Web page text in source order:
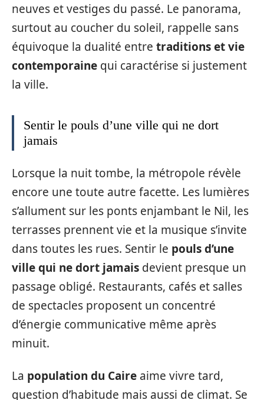
neuves et vestiges du passé. Le panorama,
surtout au coucher du soleil, rappelle sans
équivoque la dualité entre traditions et vie
contemporaine qui caractérise si justement
la ville.
Sentir le pouls d’une ville qui ne dort
jamais
Lorsque la nuit tombe, la métropole révèle
encore une toute autre facette. Les lumières
s’allument sur les ponts enjambant le Nil, les
terrasses prennent vie et la musique s’invite
dans toutes les rues. Sentir le pouls d’une
ville qui ne dort jamais devient presque un
passage obligé. Restaurants, cafés et salles
de spectacles proposent un concentré
d’énergie communicative même après
minuit.
La population du Caire aime vivre tard,
question d’habitude mais aussi de climat. Se